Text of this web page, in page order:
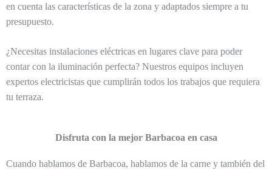
en cuenta las características de la zona y adaptados siempre a tu
presupuesto.
¿Necesitas instalaciones eléctricas en lugares clave para poder
contar con la iluminación perfecta? Nuestros equipos incluyen
expertos electricistas que cumplirán todos los trabajos que requiera
tu terraza.
Disfruta con la mejor Barbacoa en casa
Cuando hablamos de Barbacoa, hablamos de la carne y también del